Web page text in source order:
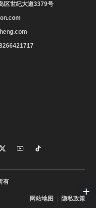
区世纪大道3379号
有
网站地图
隐私政策